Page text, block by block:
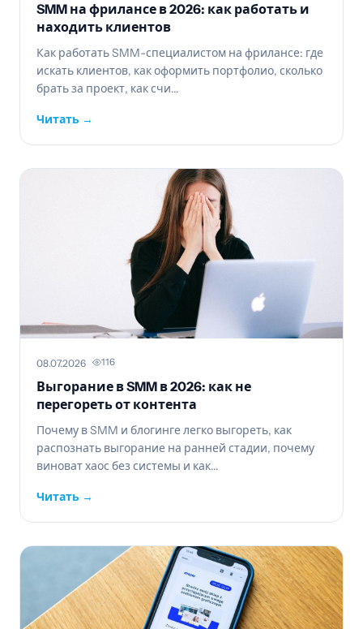
SMM на фрилансе в 2026: как работать и
находить клиентов
Как работать SMM-специалистом на фрилансе: где
искать клиентов, как оформить портфолио, сколько
брать за проект, как счи...
Читать →
08.07.2026 116
Выгорание в SMM в 2026: как не
перегореть от контента
Почему в SMM и блогинге легко выгореть, как
распознать выгорание на ранней стадии, почему
виноват хаос без системы и как...
Читать →